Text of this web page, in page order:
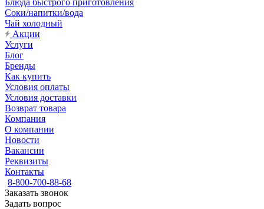
Блюда быстрого приготовления
Соки/напитки/вода
Чай холодный
Акции
Услуги
Блог
Бренды
Как купить
Условия оплаты
Условия доставки
Возврат товара
Компания
О компании
Новости
Вакансии
Реквизиты
Контакты
8-800-700-88-68
Заказать звонок
Задать вопрос